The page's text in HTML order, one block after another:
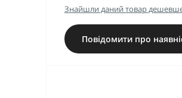
Знайшли даний товар
Повідомити про